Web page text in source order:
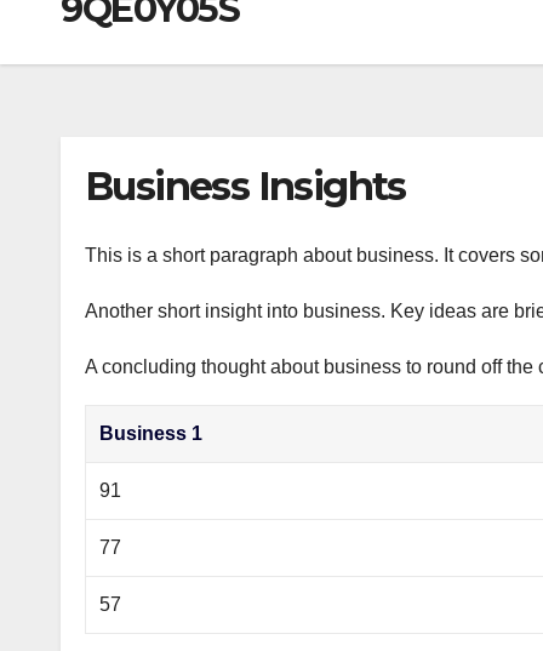
9QE0Y05S
Business Insights
This is a short paragraph about business. It covers
Another short insight into business. Key ideas are
A concluding thought about business to round off the
Business 1
91
77
57
m